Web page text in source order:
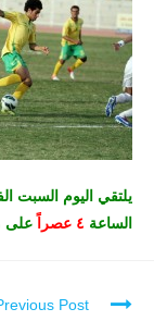
يلتقي اليوم السبت
الساعة ٤ عصراً على
Continue
Post